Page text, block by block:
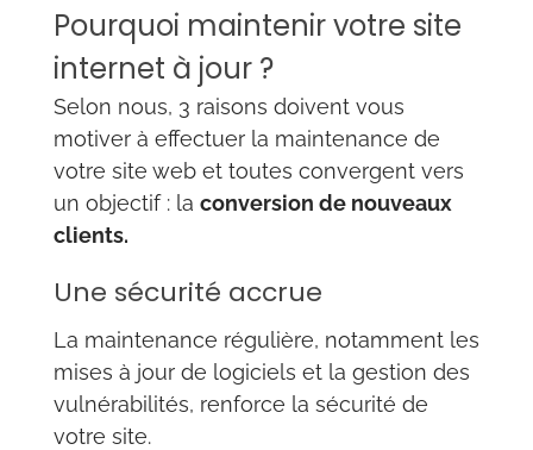
Pourquoi maintenir votre site
internet à jour ?
Selon nous, 3 raisons doivent vous
motiver à effectuer la maintenance de
votre site web et toutes convergent vers
un objectif : la conversion de nouveaux
clients.
Une sécurité accrue
La maintenance régulière, notamment les
mises à jour de logiciels et la gestion des
vulnérabilités, renforce la sécurité de
votre site.